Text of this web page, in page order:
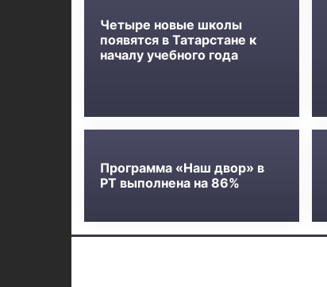
Четыре новые школы
появятся в Татарстане к
началу учебного года
Программа «Наш двор» в
РТ выполнена на 86%